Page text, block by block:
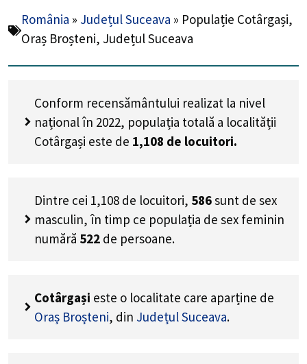
România » Județul Suceava » Populație Cotârgași,
Oraș Broșteni, Județul Suceava
Conform recensământului realizat la nivel
național în 2022, populația totală a localității
Cotârgași este de 1,108 de locuitori.
Dintre cei 1,108 de locuitori, 586sunt de sex
masculin, în timp ce populația de sex feminin
numără 522 de persoane.
Cotârgași este o localitate care aparține de
Oraș Broșteni, din Județul Suceava.